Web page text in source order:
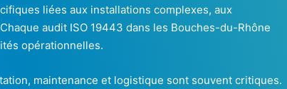
liées aux installations complexes, aux
audit ISO 19443 dans les Bouches-du-Rhône
opérationnelles.
maintenance et logistique sont souvent critiques.